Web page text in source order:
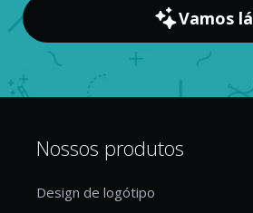
Vamos lá
Nossos produtos
Design de logótipo